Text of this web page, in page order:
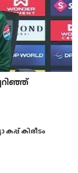
കപ്പ് കിരീടം